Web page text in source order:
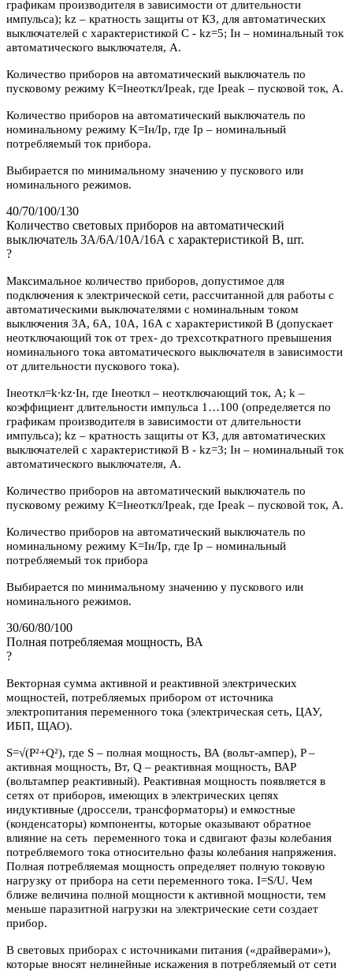
графикам производителя в зависимости от длительности
импульса); kz – кратность защиты от КЗ, для автоматических
выключателей с характеристикой C - kz=5; Iн – номинальный ток
автоматического выключателя, А.
Количество приборов на автоматический выключатель по
пусковому режиму K=Iнеоткл/Ipeak, где Ipeak – пусковой ток, А.
Количество приборов на автоматический выключатель по
номинальному режиму K=Iн/Iр, где Iр – номинальный
потребляемый ток прибора.
Выбирается по минимальному значению у пускового или
номинального режимов.
40/70/100/130
Количество световых приборов на автоматический
выключатель 3А/6А/10А/16А с характеристикой В, шт.
?
Максимальное количество приборов, допустимое для
подключения к электрической сети, рассчитанной для работы с
автоматическими выключателями с номинальным током
выключения 3А, 6А, 10А, 16А с характеристикой В (допускает
неотключающий ток от трех- до трехсоткратного превышения
номинального тока автоматического выключателя в зависимости
от длительности пускового тока).
Iнеоткл=k∙kz∙Iн, где Iнеоткл – неотключающий ток, А; k –
коэффициент длительности импульса 1…100 (определяется по
графикам производителя в зависимости от длительности
импульса); kz – кратность защиты от КЗ, для автоматических
выключателей с характеристикой В - kz=3; Iн – номинальный ток
автоматического выключателя, А.
Количество приборов на автоматический выключатель по
пусковому режиму K=Iнеоткл/Ipeak, где Ipeak – пусковой ток, А.
Количество приборов на автоматический выключатель по
номинальному режиму K=Iн/Iр, где Iр – номинальный
потребляемый ток прибора
Выбирается по минимальному значению у пускового или
номинального режимов.
30/60/80/100
Полная потребляемая мощность, ВА
?
Векторная сумма активной и реактивной электрических
мощностей, потребляемых прибором от источника
электропитания переменного тока (электрическая сеть, ЦАУ,
ИБП, ЩАО).
S=√(P²+Q²), где S – полная мощность, ВА (вольт-ампер), P –
активная мощность, Вт, Q – реактивная мощность, ВАР
(вольтампер реактивный). Реактивная мощность появляется в
сетях от приборов, имеющих в электрических цепях
индуктивные (дроссели, трансформаторы) и емкостные
(конденсаторы) компоненты, которые оказывают обратное
влияние на сеть переменного тока и сдвигают фазы колебания
потребляемого тока относительно фазы колебания напряжения.
Полная потребляемая мощность определяет полную токовую
нагрузку от прибора на сети переменного тока. I=S/U. Чем
ближе величина полной мощности к активной мощности, тем
меньше паразитной нагрузки на электрические сети создает
прибор.
В световых приборах с источниками питания («драйверами»),
которые вносят нелинейные искажения в потребляемый от сети